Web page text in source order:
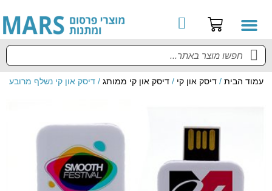
עמוד הבית /דיסק און קי /דיסק און קי ממותג / דיסק און קי נשלף מרובע